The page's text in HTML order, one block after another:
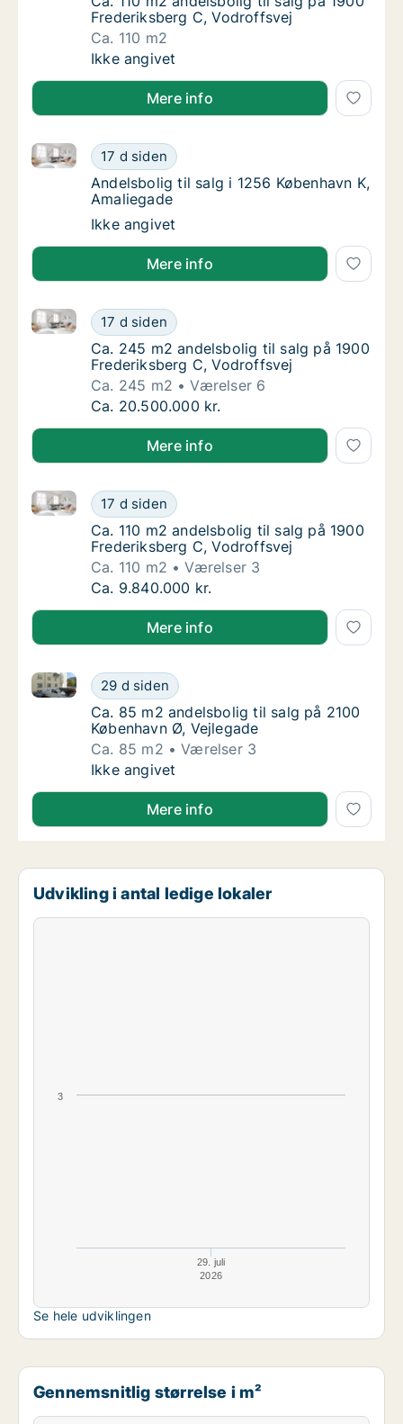
Frederiksberg C, Vodroffsvej
Ca. 110 m2
Ca. 110 m2 andelsbolig til salg på 1900
Ikke angivet
Mere info
Andelsbolig til salg i 1256 København K,
17 d siden
Andelsbolig til salg i 1256 København K, Amaliegade
Andelsbolig til salg i 1256 København K,
Andelsbolig til salg i 1256 København K,
Amaliegade
Andelsbolig til salg i 1256 København K,
Ikke angivet
Mere info
Ca. 245 m2 andelsbolig til salg på 1900
17 d siden
Ca. 245 m2 andelsbolig til salg på 1900
Ca. 245 m2 andelsbolig til salg på 1900
Ca. 245 m2 andelsbolig til salg på 1900
Frederiksberg C, Vodroffsvej
Ca. 245 m2
Værelser 6
Ca. 245 m2 andelsbolig til salg på 1900
Ca. 20.500.000 kr.
Mere info
Ca. 110 m2 andelsbolig til salg på 1900
17 d siden
Ca. 110 m2 andelsbolig til salg på 1900
Ca. 110 m2 andelsbolig til salg på 1900
Ca. 110 m2 andelsbolig til salg på 1900
Frederiksberg C, Vodroffsvej
Ca. 110 m2
Værelser 3
Ca. 110 m2 andelsbolig til salg på 1900
Ca. 9.840.000 kr.
Mere info
Ca. 85 m2 andelsbolig til salg på 2100
29 d siden
Ca. 85 m2 andelsbolig til salg på 2100 København
Ca. 85 m2 andelsbolig til salg på 2100
Ca. 85 m2 andelsbolig til salg på 2100
København Ø, Vejlegade
Ca. 85 m2
Værelser 3
Ca. 85 m2 andelsbolig til salg på 2100
Ikke angivet
Mere info
Udvikling i antal ledige lokaler
29. juli
2026
3
Se hele udviklingen
Gennemsnitlig størrelse i m²